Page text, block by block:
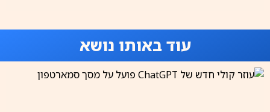
עוד באותו נושא